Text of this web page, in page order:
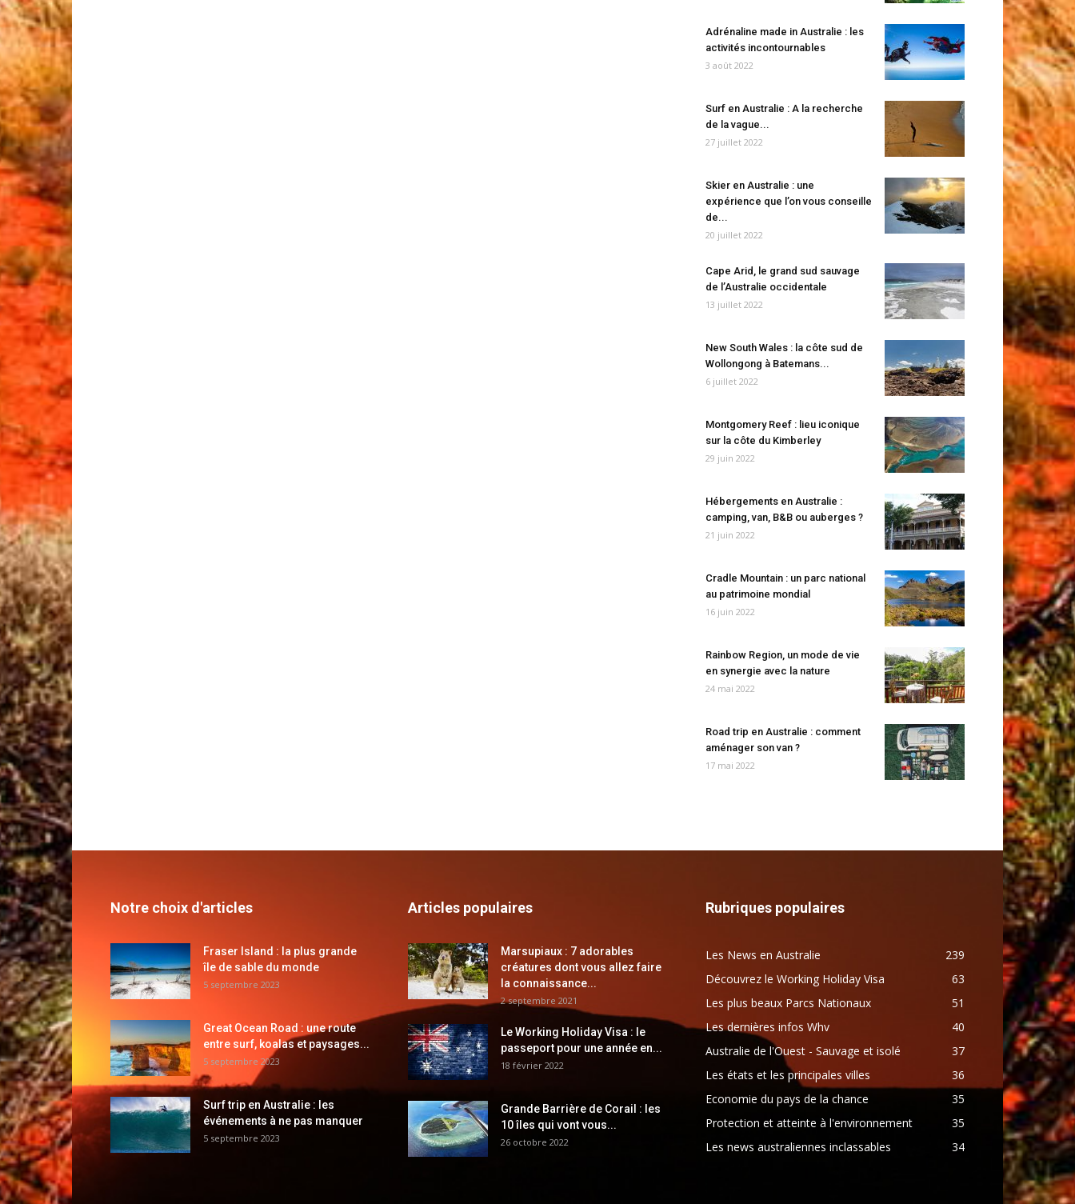
Adrénaline made in Australie : les
activités incontournables
3 août 2022
Surf en Australie : A la recherche
de la vague...
27 juillet 2022
Skier en Australie : une
expérience que l’on vous conseille
de...
20 juillet 2022
Cape Arid, le grand sud sauvage
de l’Australie occidentale
13 juillet 2022
New South Wales : la côte sud de
Wollongong à Batemans...
6 juillet 2022
Montgomery Reef : lieu iconique
sur la côte du Kimberley
29 juin 2022
Hébergements en Australie :
camping, van, B&B ou auberges ?
21 juin 2022
Cradle Mountain : un parc national
au patrimoine mondial
16 juin 2022
Rainbow Region, un mode de vie
en synergie avec la nature
24 mai 2022
Road trip en Australie : comment
aménager son van ?
17 mai 2022
Notre choix d'articles
Fraser Island : la plus grande
île de sable du monde
5 septembre 2023
Great Ocean Road : une route
entre surf, koalas et paysages...
5 septembre 2023
Surf trip en Australie : les
événements à ne pas manquer
5 septembre 2023
Articles populaires
Marsupiaux : 7 adorables
créatures dont vous allez faire
la connaissance...
2 septembre 2021
Le Working Holiday Visa : le
passeport pour une année en...
18 février 2022
Grande Barrière de Corail : les
10 îles qui vont vous...
26 octobre 2022
Rubriques populaires
Les News en Australie
239
Découvrez le Working Holiday Visa
63
Les plus beaux Parcs Nationaux
51
Les dernières infos Whv
40
Australie de l'Ouest - Sauvage et isolé
37
Les états et les principales villes
36
Economie du pays de la chance
35
Protection et atteinte à l'environnement
35
Les news australiennes inclassables
34